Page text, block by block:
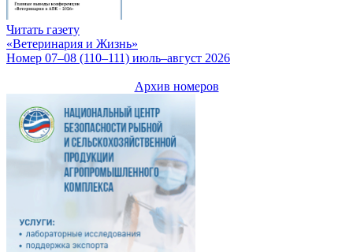
Читать газету
«Ветеринария и Жизнь»
Номер 07–08 (110–111) июль–август 2026
Архив номеров